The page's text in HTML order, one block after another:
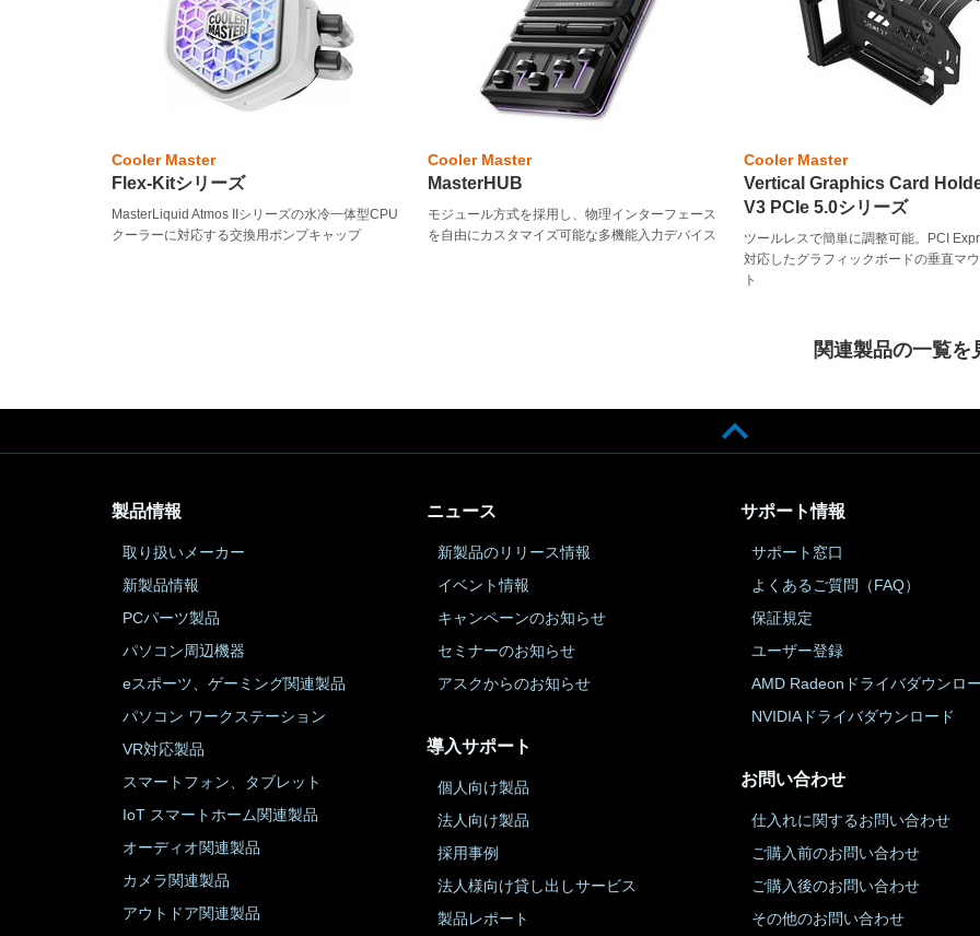
Cooler Master
Flex-Kitシリーズ
MasterLiquid Atmos IIシリーズの水冷一体型CPU
クーラーに対応する交換用ポンプキャップ
Cooler Master
MasterHUB
モジュール方式を採用し、物理インターフェース
を自由にカスタマイズ可能な多機能入力デバイス
Cooler Master
Vertical Graphics Card
V3 PCIe 5.0シリーズ
ツールレスで簡単に調整可能。PCI
対応したグラフィックボードの垂直マ
ト
関連製品の一覧を
製品情報
取り扱いメーカー
新製品情報
PCパーツ製品
パソコン周辺機器
eスポーツ、ゲーミング関連製品
パソコン ワークステーション
VR対応製品
スマートフォン、タブレット
IoT スマートホーム関連製品
オーディオ関連製品
カメラ関連製品
アウトドア関連製品
ニュース
新製品のリリース情報
イベント情報
キャンペーンのお知らせ
セミナーのお知らせ
アスクからのお知らせ
導入サポート
個人向け製品
法人向け製品
採用事例
法人様向け貸し出しサービス
製品レポート
サポート情報
サポート窓口
よくあるご質問（FAQ）
保証規定
ユーザー登録
AMD Radeonドライバダウンロ
NVIDIAドライバダウンロード
お問い合わせ
仕入れに関するお問い合わせ
ご購入前のお問い合わせ
ご購入後のお問い合わせ
その他のお問い合わせ